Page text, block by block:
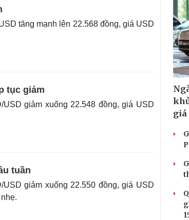
tăng mạnh lên 22.568 đồng, giá USD
tục giảm
giảm xuống 22.548 đồng, giá USD
tuần
giảm xuống 22.550 đồng, giá USD
giá